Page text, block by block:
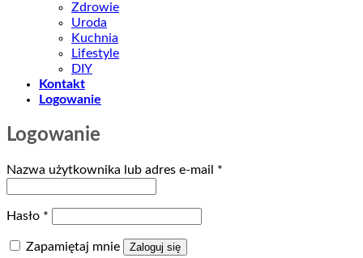
Zdrowie
Uroda
Kuchnia
Lifestyle
DIY
Kontakt
Logowanie
Logowanie
Nazwa użytkownika lub adres e-mail *
Hasło *
Zapamiętaj mnie Zaloguj się